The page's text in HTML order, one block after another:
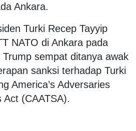
Ankara.
Turki Recep Tayyip
NATO di Ankara pada
sempat ditanya awak
sanksi terhadap Turki
America’s Adversaries
Act (CAATSA).